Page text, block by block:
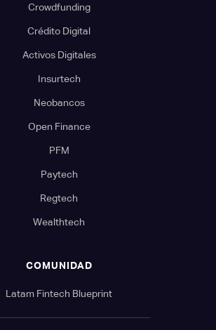
Crowdfunding
Crédito Digital
Activos Digitales
Insurtech
Neobancos
Open Finance
PFM
Paytech
Regtech
Wealthtech
COMUNIDAD
Latam Fintech Blueprint